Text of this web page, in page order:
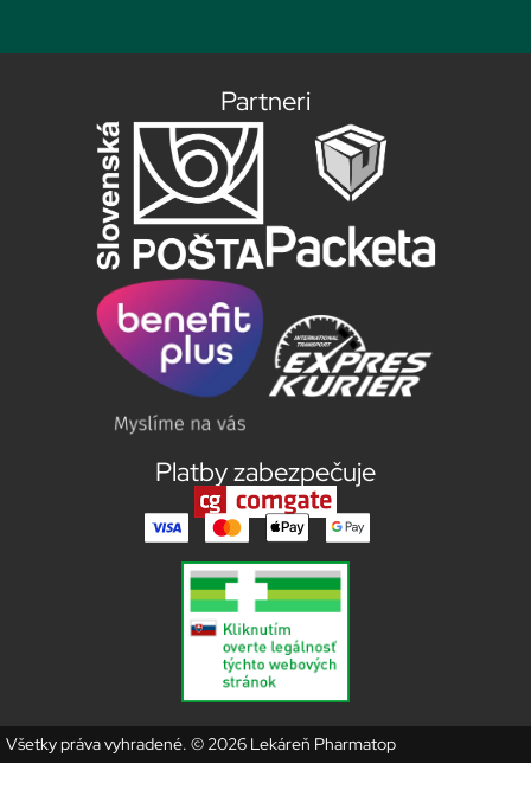
Partneri
Platby zabezpečuje
Všetky práva vyhradené. © 2026 Lekáreň Pharmatop